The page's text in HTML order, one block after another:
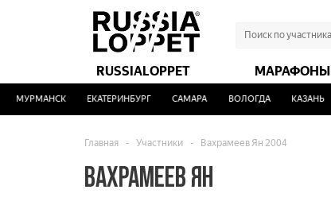
RUSSIALOPPET МАРАФОНЫ
МУРМАНСК ЕКАТЕРИНБУРГ САМАРА ВОЛОГДА КАЗАНЬ
Главная - Участники - Вахрамеев Ян 2004
ВАХРАМЕЕВ ЯН